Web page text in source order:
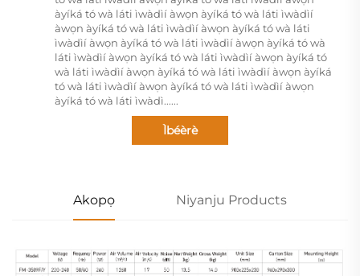
àyíká tó wà láti ìwàdìí àwọn àyíká tó wà láti ìwàdìí
àwọn àyíká tó wà láti ìwàdìí àwọn àyíká tó wà láti
ìwàdìí àwọn àyíká tó wà láti ìwàdìí àwọn àyíká tó wà
láti ìwàdìí àwọn àyíká tó wà láti ìwàdìí àwọn àyíká tó
wà láti ìwàdìí àwọn àyíká tó wà láti ìwàdìí àwọn àyíká
tó wà láti ìwàdìí àwọn àyíká tó wà láti ìwàdìí àwọn
àyíká tó wà láti ìwàdì......
Ìbéèrè
Akopọ Niyanju Products